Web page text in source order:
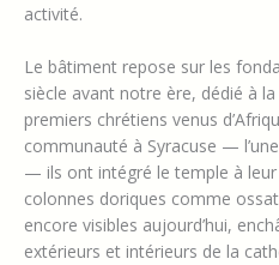
activité.
Le bâtiment repose sur les
siècle avant notre ère, dédié à
premiers chrétiens venus
communauté à Syracuse —
— ils ont intégré le temple à
colonnes doriques comme
encore visibles aujourd’hui,
extérieurs et intérieurs de la